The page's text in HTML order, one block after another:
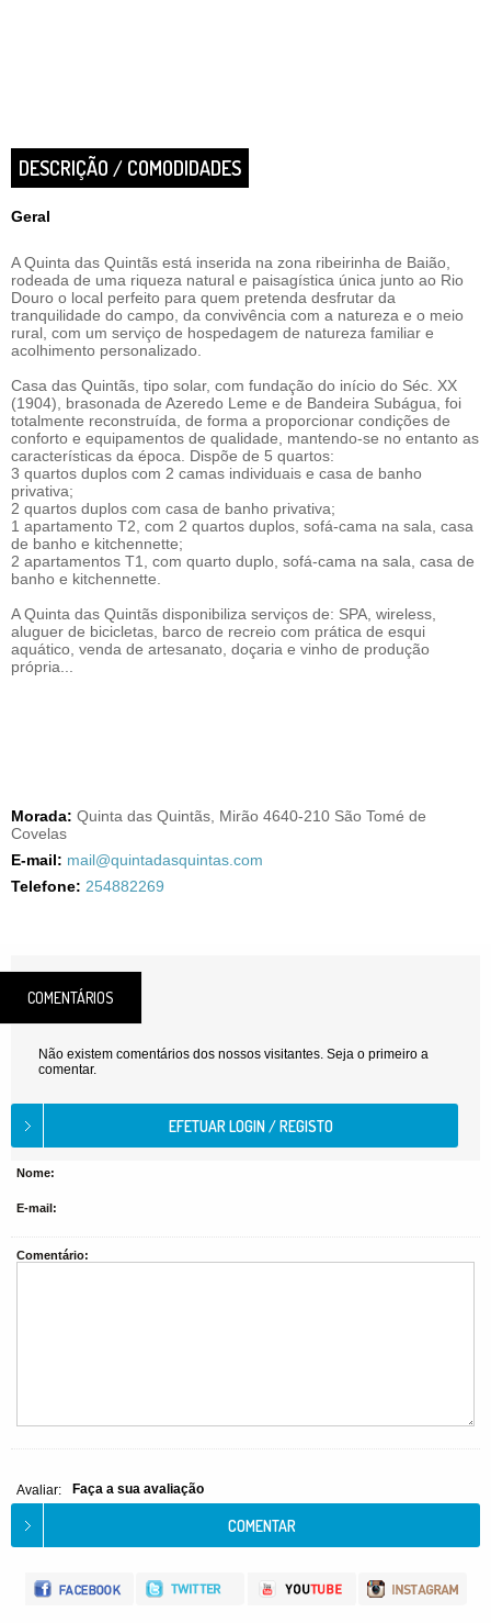
DESCRIÇÃO / COMODIDADES
Geral
A Quinta das Quintãs está inserida na zona ribeirinha de Baião,
rodeada de uma riqueza natural e paisagística única junto ao Rio
Douro o local perfeito para quem pretenda desfrutar da
tranquilidade do campo, da convivência com a natureza e o meio
rural, com um serviço de hospedagem de natureza familiar e
acolhimento personalizado.
Casa das Quintãs, tipo solar, com fundação do início do Séc. XX
(1904), brasonada de Azeredo Leme e de Bandeira Subágua, foi
totalmente reconstruída, de forma a proporcionar condições de
conforto e equipamentos de qualidade, mantendo-se no entanto as
características da época. Dispõe de 5 quartos:
3 quartos duplos com 2 camas individuais e casa de banho
privativa;
2 quartos duplos com casa de banho privativa;
1 apartamento T2, com 2 quartos duplos, sofá-cama na sala, casa
de banho e kitchennette;
2 apartamentos T1, com quarto duplo, sofá-cama na sala, casa de
banho e kitchennette.
A Quinta das Quintãs disponibiliza serviços de: SPA, wireless,
aluguer de bicicletas, barco de recreio com prática de esqui
aquático, venda de artesanato, doçaria e vinho de produção
própria...
Morada: Quinta das Quintãs, Mirão 4640-210 São Tomé de
Covelas
E-mail: mail@quintadasquintas.com
Telefone: 254882269
COMENTÁRIOS
Não existem comentários dos nossos visitantes. Seja o primeiro a
comentar.
Nome:
E-mail:
Comentário:
Avaliar: Faça a sua avaliação